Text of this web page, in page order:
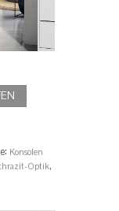
Konsolen
Optik,